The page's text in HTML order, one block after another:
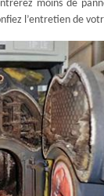
moins de
l’entretien de